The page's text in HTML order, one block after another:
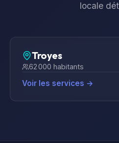
locale
Troyes
62 000 habitants
Voir les services →